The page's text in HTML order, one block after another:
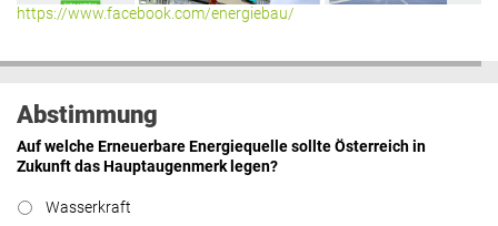
https://www.facebook.com/energiebau/
Abstimmung
Auf welche Erneuerbare Energiequelle sollte Österreich in
Zukunft das Hauptaugenmerk legen?
Wasserkraft